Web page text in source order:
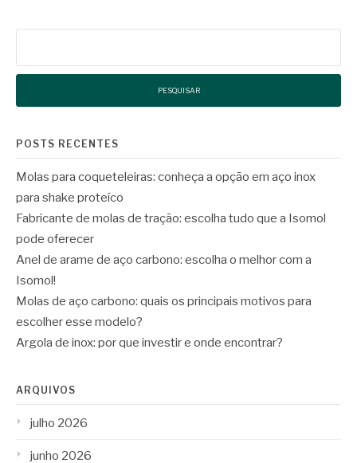
POSTS RECENTES
Molas para coqueteleiras: conheça a opção em aço inox
para shake proteíco
Fabricante de molas de tração: escolha tudo que a Isomol
pode oferecer
Anel de arame de aço carbono: escolha o melhor com a
Isomol!
Molas de aço carbono: quais os principais motivos para
escolher esse modelo?
Argola de inox: por que investir e onde encontrar?
ARQUIVOS
julho 2026
junho 2026